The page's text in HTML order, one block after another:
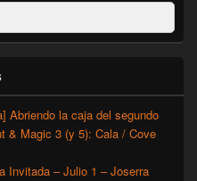
Abriendo la caja del segundo
& Magic 3 (y 5): Cala / Cove
Invitada – Julio 1 – Joserra